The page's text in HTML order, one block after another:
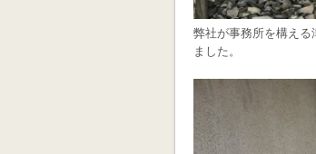
弊社が事務所を構え
ました。